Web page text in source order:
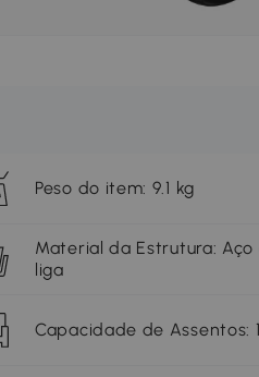
Peso do item: 9.1 kg
Material da Estrutura: Aço
liga
Capacidade de Assentos: 1